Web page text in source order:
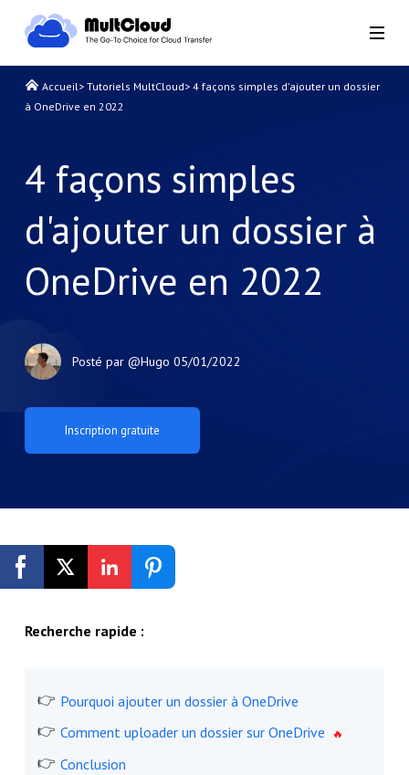
Accueil> Tutoriels MultCloud> 4 façons simples d'ajouter un dossier
à OneDrive en 2022
4 façons simples
d'ajouter un dossier à
OneDrive en 2022
Posté par @Hugo 05/01/2022
Recherche rapide :
Pourquoi ajouter un dossier à OneDrive
Comment uploader un dossier sur OneDrive
Conclusion